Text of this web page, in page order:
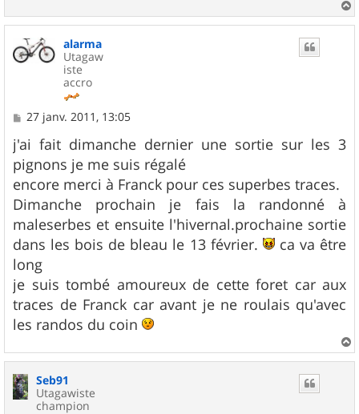
a
alarma
Utagaw
iste
accro
M
s
s
a
g
e
27 janv. 2011, 13:05
j'ai fait dimanche dernier une sortie sur les 3
pignons je me suis régalé
encore merci à Franck pour ces superbes traces.
Dimanche prochain je fais la randonné à
maleserbes et ensuite l'hivernal.prochaine sortie
dans les bois de bleau le 13 février.
ca va être
long
je suis tombé amoureux de cette foret car aux
traces de Franck car avant je ne roulais qu'avec
les randos du coin
a
Seb91
Utagawiste
champion